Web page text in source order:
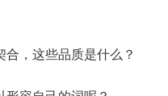
，这些品质是什么？